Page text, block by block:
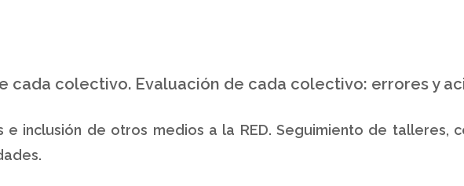
cada colectivo. Evaluación de cada colectivo: errores y
e inclusión de otros medios a la RED. Seguimiento de talleres,